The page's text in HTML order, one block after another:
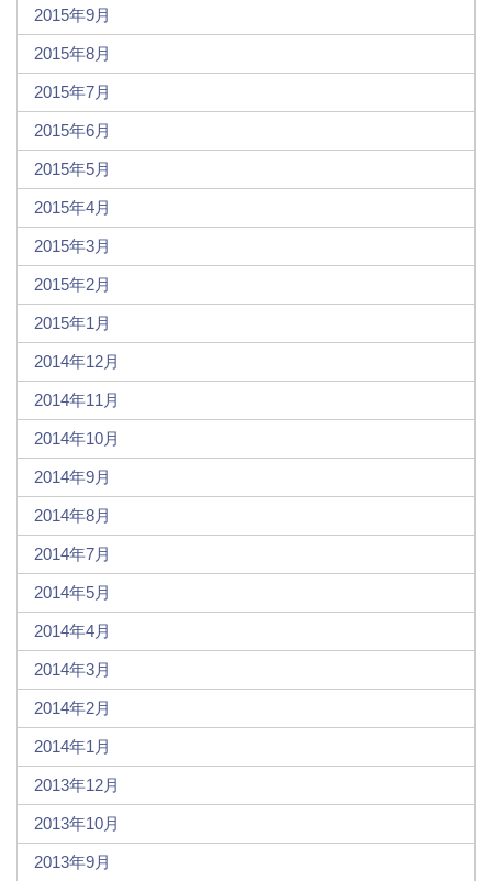
2015年9月
2015年8月
2015年7月
2015年6月
2015年5月
2015年4月
2015年3月
2015年2月
2015年1月
2014年12月
2014年11月
2014年10月
2014年9月
2014年8月
2014年7月
2014年5月
2014年4月
2014年3月
2014年2月
2014年1月
2013年12月
2013年10月
2013年9月